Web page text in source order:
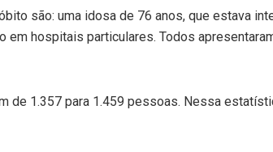
são: uma idosa de 76 anos, que estava
em hospitais particulares. Todos
de 1.357 para 1.459 pessoas. Nessa